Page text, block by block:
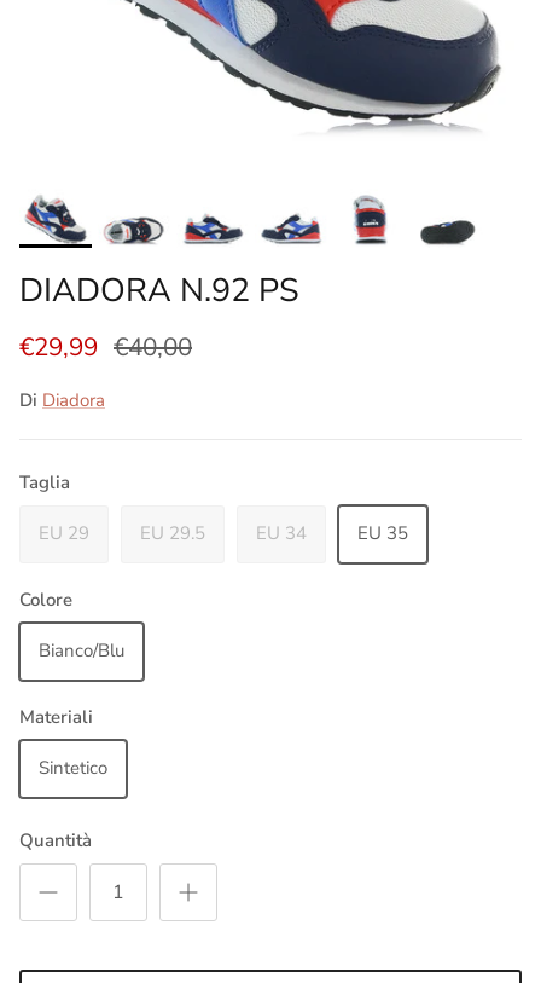
DIADORA N.92 PS
€29,99 €40,00
Di Diadora
Taglia
EU 29 EU 29.5 EU 34 EU 35
Colore
Bianco/Blu
Materiali
Sintetico
Quantità